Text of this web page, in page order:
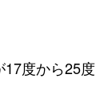
17度から25度